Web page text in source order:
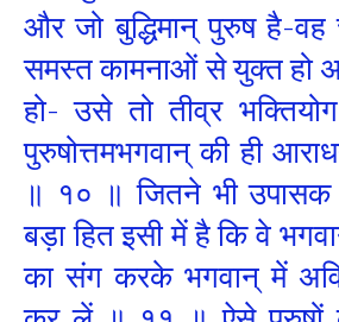
और जो बुद्धिमान् पुरुष है-वह
समस्त कामनाओं से युक्त हो
हो- उसे तो तीव्र
पुरुषोत्तमभगवान्‌ की ही
॥ १० ॥ जितने भी
बड़ा हित इसी में है कि वे
का संग करके भगवान् में